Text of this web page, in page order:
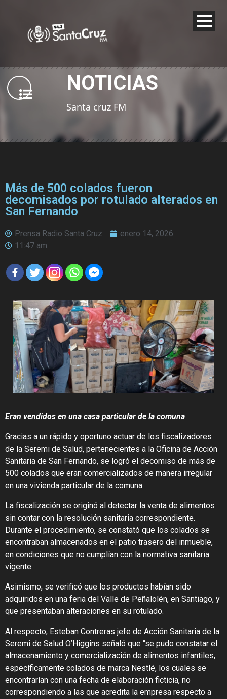
NOTICIAS
Santa cruz FM
Más de 500 colados fueron
decomisados por rotulado alterados en
San Fernando
Prensa Radio Santa Cruz
enero 14, 2026
11:47 am
Eran vendidos en una casa particular de la comuna
Gracias a un rápido y oportuno actuar de los fiscalizadores
de la Seremi de Salud, pertenecientes a la Oficina de Acción
Sanitaria de San Fernando, se logró el decomiso de más de
500 colados que eran comercializados de manera irregular
en una vivienda particular de la comuna.
La fiscalización se originó al detectar la venta de alimentos
sin contar con la resolución sanitaria correspondiente.
Durante el procedimiento, se constató que los colados se
encontraban almacenados en el patio trasero del inmueble,
en condiciones que no cumplían con la normativa sanitaria
vigente.
Asimismo, se verificó que los productos habían sido
adquiridos en una feria del Valle de Peñalolén, en Santiago, y
que presentaban alteraciones en su rotulado.
Al respecto, Esteban Contreras jefe de Acción Sanitaria de la
Seremi de Salud O’Higgins señaló que “se pudo constatar el
almacenamiento y comercialización de alimentos infantiles,
específicamente colados de marca Nestlé, los cuales se
encontrarían con una fecha de elaboración ficticia, no
correspondiendo a las que acredita la empresa respecto a